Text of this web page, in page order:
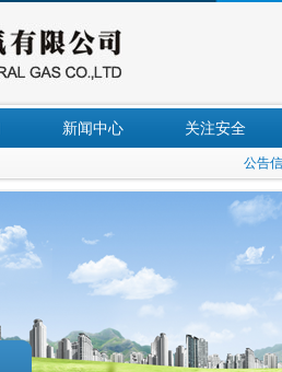
新闻中心 关注安全
公告